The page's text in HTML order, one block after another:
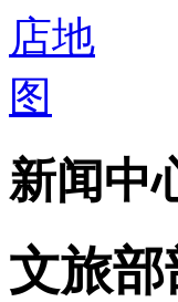
新闻中
文旅